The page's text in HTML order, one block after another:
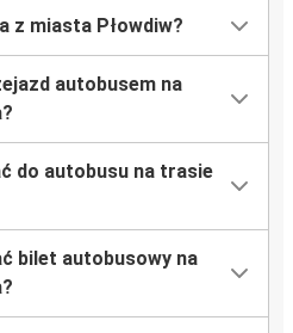
z miasta Płowdiw?
autobusem na
do autobusu na trasie
bilet autobusowy na